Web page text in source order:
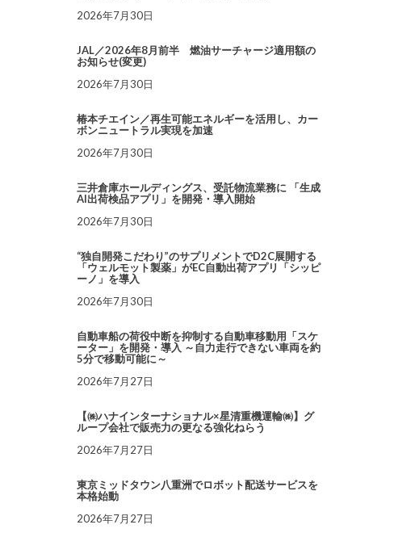
2026年7月30日
JAL／2026年8月前半 燃油サーチャージ適用額の
お知らせ(変更)
2026年7月30日
椿本チエイン／再生可能エネルギーを活用し、カー
ボンニュートラル実現を加速
2026年7月30日
三井倉庫ホールディングス、受託物流業務に 「生成
AI出荷検品アプリ」を開発・導入開始
2026年7月30日
“独自開発こだわり”のサプリメントでD2C展開する
「ウェルモット製薬」がEC自動出荷アプリ「シッピ
ーノ」を導入
2026年7月30日
自動車船の荷役中断を抑制する自動車移動用「スケ
ーター」を開発・導入 ～自力走行できない車両を約
5分で移動可能に～
2026年7月27日
【㈱ハナインターナショナル×星清重機運輸㈱】グ
ループ会社で販売力の更なる強化ねらう
2026年7月27日
東京ミッドタウン八重洲でロボット配送サービスを
本格始動
2026年7月27日